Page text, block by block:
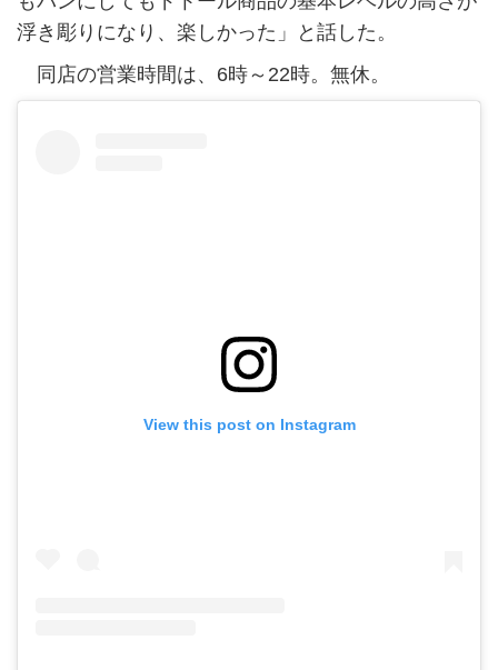
浮き彫りになり、楽しかった」と話した。
同店の営業時間は、6時～22時。無休。
View this post on Instagram